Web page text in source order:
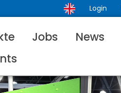
Login
Jobs
News